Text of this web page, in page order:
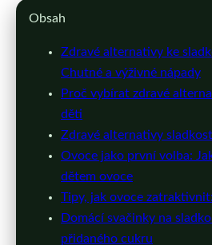
Jak je snadno
Obsah
Zdravé alternativy ke
Chutné a výživné nápady
Proč vybírat zdravé
děti
Zdravé alternativy
Ovoce jako první volba:
dětem ovoce
Tipy, jak ovoce zatraktivnit:
Domácí svačinky na
přidaného cukru